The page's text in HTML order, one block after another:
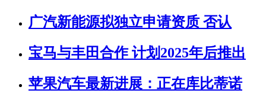
广汽新能源拟独立申请资质 否认
宝马与丰田合作 计划2025年后推出
苹果汽车最新进展：正在库比蒂诺